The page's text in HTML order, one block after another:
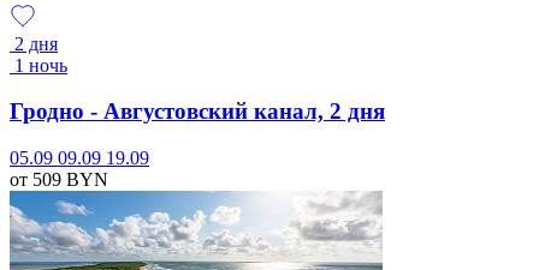
2 дня
1 ночь
Гродно - Августовский канал, 2 дня
05.09 09.09 19.09
от 509 BYN